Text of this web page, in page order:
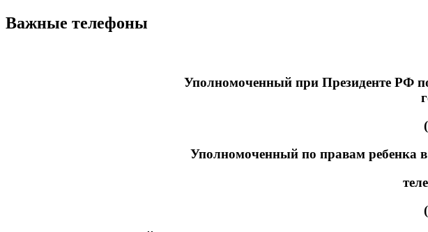
Важные телефоны
Уполномоченный при Президенте РФ
Уполномоченный по правам ребенка